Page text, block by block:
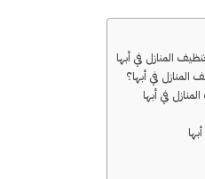
المنازل في أبها
في أبها؟